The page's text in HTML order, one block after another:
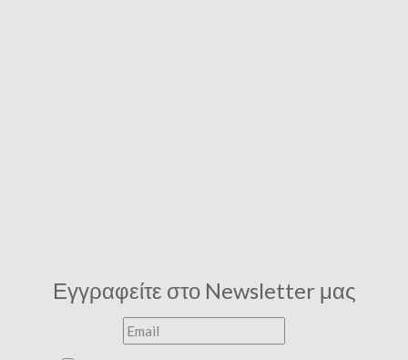
Εγγραφείτε στο Newsletter μας